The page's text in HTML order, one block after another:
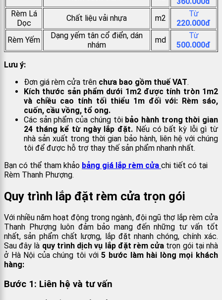
Rèm Lá
Dọc
Chất liệu vải nhựa m2
Từ
220.000đ
Rèm Yếm
Dạng yếm tân cổ điển, dán
nhám
md
Từ
500.000đ
Lưu ý:
Đơn giá rèm cửa trên chưa bao gồm thuế VAT.
Kích thước sản phẩm dưới 1m2 được tính tròn 1m2
và chiều cao tính tối thiểu 1m đối với: Rèm sáo,
cuốn, cầu vồng, tổ ong.
Các sản phẩm của chúng tôi bảo hành trong thời gian
24 tháng kể từ ngày lắp đặt. Nếu có bất kỳ lỗi gì từ
nhà sản xuất trong thời gian bảo hành, liên hệ với chúng
tôi để được hỗ trợ thay thế sản phẩm nhanh nhất.
Bạn có thể tham khảo bảng giá lắp rèm cửa chi tiết có tại
Rèm Thanh Phượng.
Quy trình lắp đặt rèm cửa trọn gói
Với nhiều năm hoạt động trong ngành, đội ngũ thợ lắp rèm cửa
Thanh Phượng luôn đảm bảo mang đến những tư vấn tốt
nhất, sản phẩm chất lượng, lắp đặt nhanh chóng, chính xác.
Sau đây là quy trình dịch vụ lắp đặt rèm cửa trọn gói tại nhà
ở Hà Nội của chúng tôi với5 bước làm hài lòng mọi khách
hàng:
Bước 1: Liên hệ và tư vấn